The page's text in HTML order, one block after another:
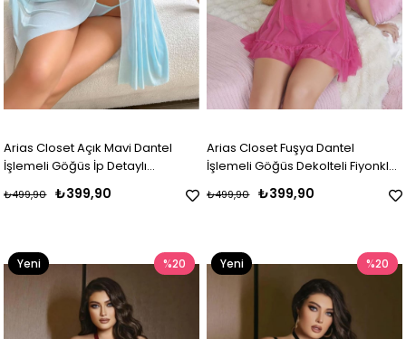
Arias Closet Açık Mavi Dantel
İşlemeli Göğüs İp Detaylı
String Takımı₺399,90
₺499,90
Arias Closet Fuşya Dantel
İşlemeli Göğüs Dekolteli Fiyonklu
₺399,90
₺499,90
%20
Yeni
%20
Yeni